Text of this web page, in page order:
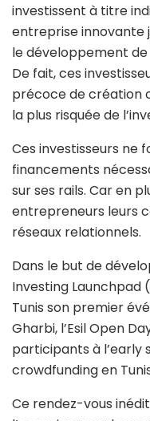
investissent à titre
entreprise innovante
le développement
De fait, ces
précoce de création
la plus risquée de
Ces investisseurs ne
financements
sur ses rails. Car en
entrepreneurs leurs
réseaux relationnels.
Dans le but de
Investing Launchpad
Tunis son premier
Gharbi, l’Esil Open
participants à l’early
crowdfunding en
Ce rendez-vous